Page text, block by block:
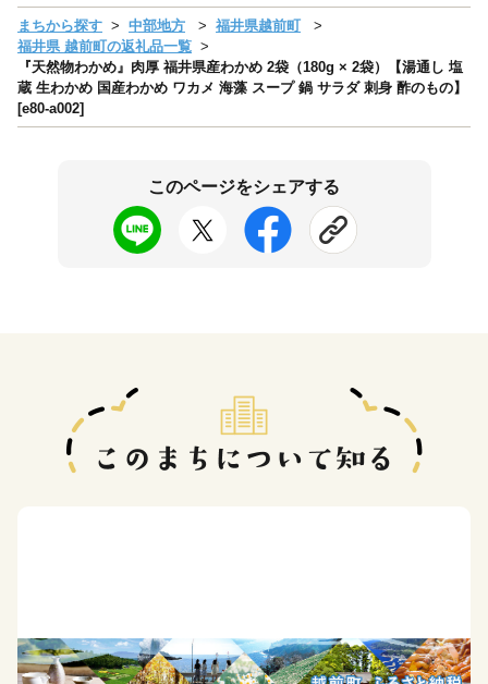
まちから探す 中部地方
福井県越前町
福井県 越前町の返礼品一覧
『天然物わかめ』肉厚 福井県産わかめ 2袋（180g × 2袋）【湯通し 塩
蔵 生わかめ 国産わかめ ワカメ 海藻 スープ 鍋 サラダ 刺身 酢のもの】
[e80-a002]
このページをシェアする